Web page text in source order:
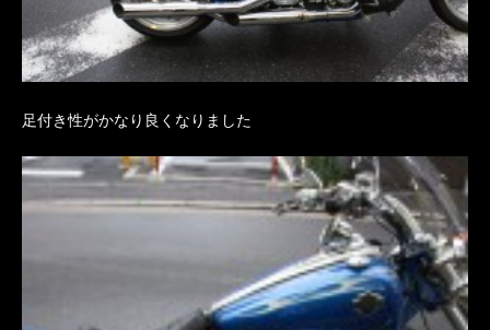
足付き性がかなり良くなりました